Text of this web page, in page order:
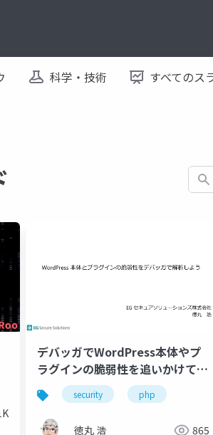
科学・技術 すべてのス
検索
デバッガでWordPress本体やプ
ラグインの脆弱性を追いかけてみ
よう
security php
徳丸 浩 865